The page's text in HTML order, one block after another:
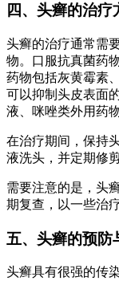
四、头癣的治疗
头癣的治疗通常需
物。口服抗真菌药
药物包括灰黄霉素
可以抑制头皮表面
液、咪唑类外用药
在治疗期间，保持
液洗头，并定期修
需要注意的是，头
期复查，以一些治
五、头癣的预防
头癣具有很强的传